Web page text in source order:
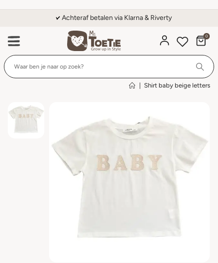
Achteraf betalen via Klarna & Riverty
0
Shirt baby beige letters